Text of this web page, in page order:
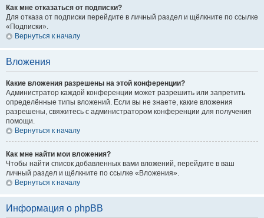
Как мне отказаться от подписки?
Для отказа от подписки перейдите в личный раздел и щёлкните по ссылке
«Подписки».
Вернуться к началу
Вложения
Какие вложения разрешены на этой конференции?
Администратор каждой конференции может разрешить или запретить
определённые типы вложений. Если вы не знаете, какие вложения
разрешены, свяжитесь с администратором конференции для получения
помощи.
Вернуться к началу
Как мне найти мои вложения?
Чтобы найти список добавленных вами вложений, перейдите в ваш
личный раздел и щёлкните по ссылке «Вложения».
Вернуться к началу
Информация о phpBB